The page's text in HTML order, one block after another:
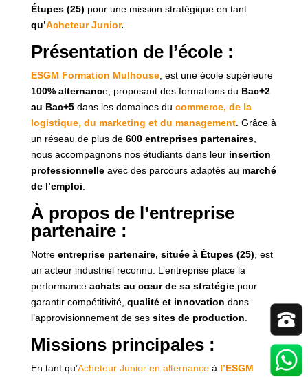
Étupes (25) pour une mission stratégique en tant
qu’Acheteur Junior.
Présentation de l’école :
ESGM Formation Mulhouse, est une école supérieure
100% alternance, proposant des formations du Bac+2
au Bac+5dans les domaines du commerce, de la
logistique, du marketing et du management. Grâce à
un réseau de plus de 600 entreprises partenaires,
nous accompagnons nos étudiants dans leur insertion
professionnelleavec des parcours adaptés au marché
de l’emploi
À propos de l’entreprise
partenaire :
Notre entreprise partenaire, située à Étupes (25) , est
un acteur industriel reconnu. L’entreprise place la
performance achats au cœur de sa stratégiepour
garantir compétitivité, qualité et innovation dans
l’approvisionnement de ses sites de production
Missions principales :
En tant qu’Acheteur Junior en alternanceà l’ESGM